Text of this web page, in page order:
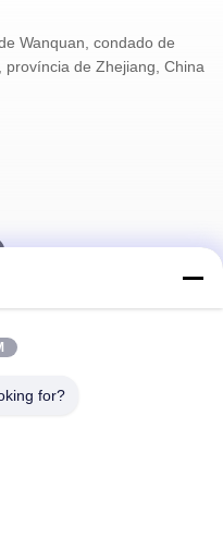
Wanquan, condado de
província de Zhejiang, China
e muito mais.
for?